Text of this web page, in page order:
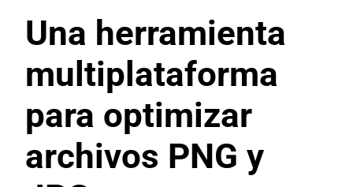
Una herramienta
multiplataforma
para optimizar
archivos PNG y